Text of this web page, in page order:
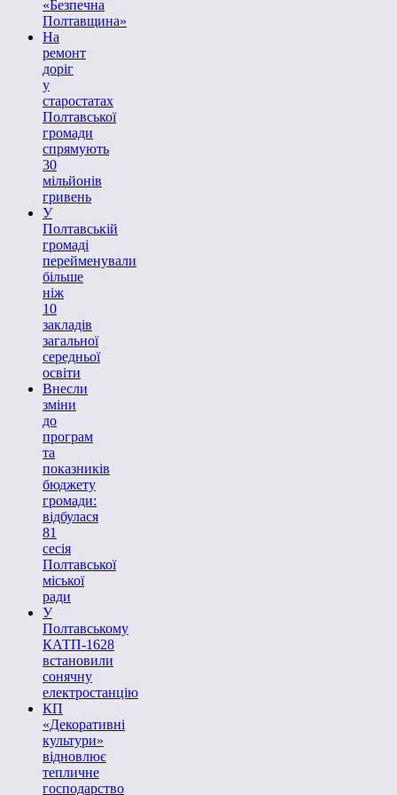
«Безпечна
Полтавщина»
На
ремонт
доріг
у
старостатах
Полтавської
громади
спрямують
30
мільйонів
гривень
У
Полтавській
громаді
перейменували
більше
ніж
10
закладів
загальної
середньої
освіти
Внесли
зміни
до
програм
та
показників
бюджету
громади:
відбулася
81
сесія
Полтавської
міської
ради
У
Полтавському
КАТП-1628
встановили
сонячну
електростанцію
КП
«Декоративні
культури»
відновлює
тепличне
господарство